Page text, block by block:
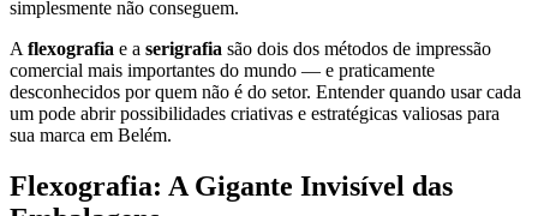
simplesmente não conseguem.
A flexografia e a serigrafia são dois dos métodos de impressão
comercial mais importantes do mundo — e praticamente
desconhecidos por quem não é do setor. Entender quando usar cada
um pode abrir possibilidades criativas e estratégicas valiosas para
sua marca em Belém.
Flexografia: A Gigante Invisível das